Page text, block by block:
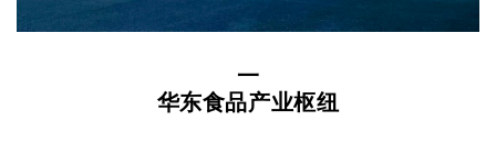
一
华东食品产业枢纽